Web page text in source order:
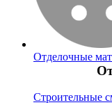
Отделочные
Строительные